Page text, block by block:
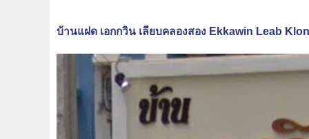
บ้านแฝด เอกกวิน เลียบคลองสอง Ekkawin Leab